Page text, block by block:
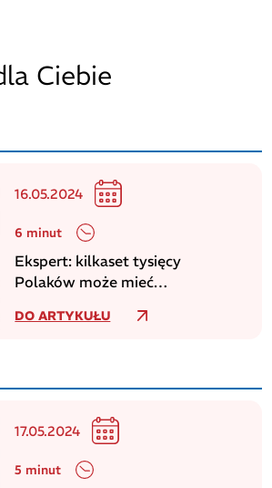
Ciebie
16.05.2024
6 minut
Ekspert: kilkaset tysięcy
Polaków może mieć
DO ARTYKUŁU
17.05.2024
5 minut